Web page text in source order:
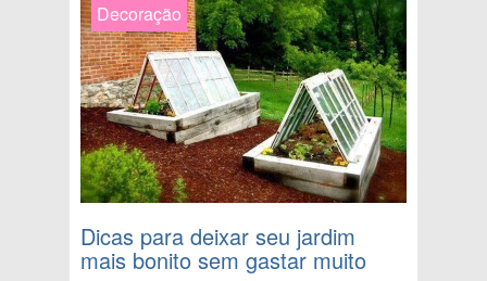
Decoração
Dicas para deixar seu jardim
mais bonito sem gastar muito